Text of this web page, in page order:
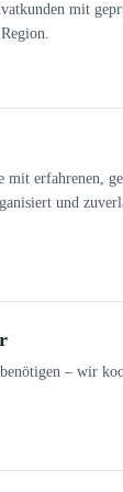
mit
mit erfahrenen,
und
– wir